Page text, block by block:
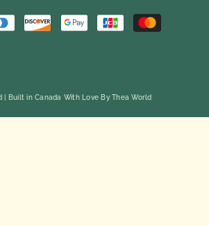
| Built in Canada With Love ByThea World